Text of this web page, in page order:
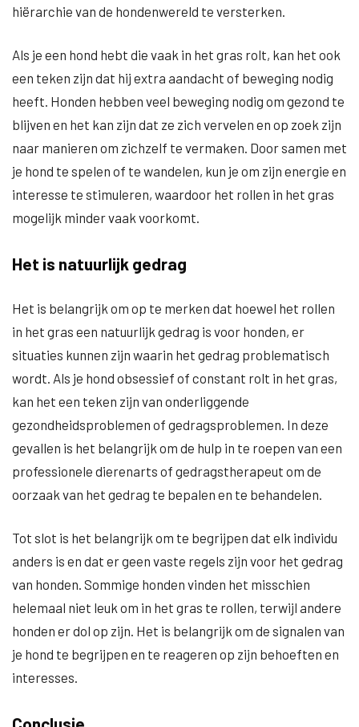
hiërarchie van de hondenwereld te versterken.
Als je een hond hebt die vaak in het gras rolt, kan het ook
een teken zijn dat hij extra aandacht of beweging nodig
heeft. Honden hebben veel beweging nodig om gezond te
blijven en het kan zijn dat ze zich vervelen en op zoek zijn
naar manieren om zichzelf te vermaken. Door samen met
je hond te spelen of te wandelen, kun je om zijn energie en
interesse te stimuleren, waardoor het rollen in het gras
mogelijk minder vaak voorkomt.
Het is natuurlijk gedrag
Het is belangrijk om op te merken dat hoewel het rollen
in het gras een natuurlijk gedrag is voor honden, er
situaties kunnen zijn waarin het gedrag problematisch
wordt. Als je hond obsessief of constant rolt in het gras,
kan het een teken zijn van onderliggende
gezondheidsproblemen of gedragsproblemen. In deze
gevallen is het belangrijk om de hulp in te roepen van een
professionele dierenarts of gedragstherapeut om de
oorzaak van het gedrag te bepalen en te behandelen.
Tot slot is het belangrijk om te begrijpen dat elk individu
anders is en dat er geen vaste regels zijn voor het gedrag
van honden. Sommige honden vinden het misschien
helemaal niet leuk om in het gras te rollen, terwijl andere
honden er dol op zijn. Het is belangrijk om de signalen van
je hond te begrijpen en te reageren op zijn behoeften en
interesses.